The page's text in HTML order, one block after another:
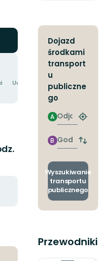
Udostępnij
Dojazd
środkami
transport
u
publiczne
go
Odjazd
A
Znajdź
Godzinie
przyjazdu
B
Zmiana
i
Wyszukiwanie
transportu
publicznego
Przewodniki